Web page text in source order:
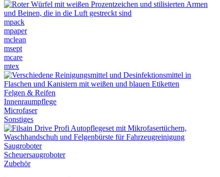
mpack
mpaper
mclean
msept
mcare
mtex
Felgen & Reifen
Innenraumpflege
Microfaser
Sonstiges
Saugroboter
Scheuersaugroboter
Zubehör